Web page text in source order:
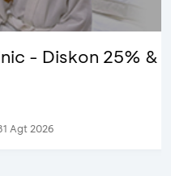
- Diskon 25% &
2026